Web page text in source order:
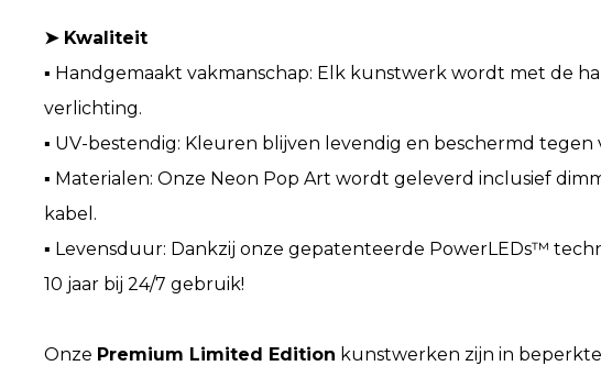
➤ Kwaliteit
▪ Handgemaakt vakmanschap: Elk kunstwerk wordt met de
verlichting.
▪ UV-bestendig: Kleuren blijven levendig en beschermd tegen
▪ Materialen: Onze Neon Pop Art wordt geleverd inclusief
kabel.
▪ Levensduur: Dankzij onze gepatenteerde PowerLEDs™
10 jaar bij 24/7 gebruik!
Onze Premium Limited Edition kunstwerken zijn in